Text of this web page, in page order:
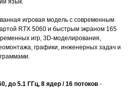
язык.
игровая модель с современным
RTX 5060 и быстрым экраном 165
игр, 3D-моделирования,
графики, инженерных задач и
до 5.1 ГГц, 8 ядер / 16 потоков -